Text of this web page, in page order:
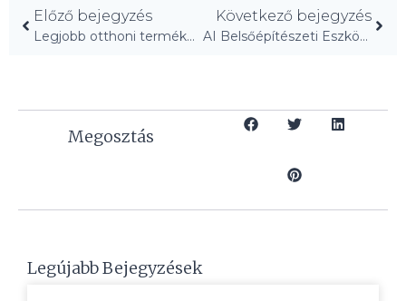
Előző bejegyzés
Legjobb otthoni termékek az évben: Olvasóink ajánlásai!
Következő bejegyzés
AI Belsőépítészeti Eszközök: Íme, amit kedveltem!
Megosztás
Legújabb Bejegyzések